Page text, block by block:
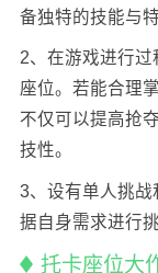
备独特的技能与
2、在游戏进行
座位。若能合理
不仅可以提高抢
技性。
3、设有单人挑
据自身需求进行
托卡座位大